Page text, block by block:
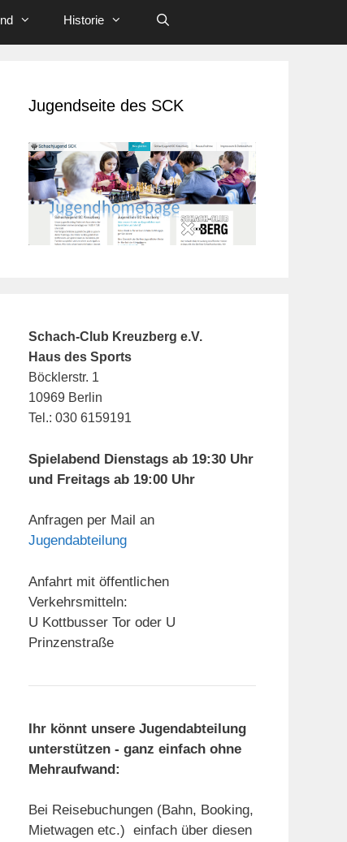
Historie
Jugendseite des SCK
Schach-Club Kreuzberg e.V.
Haus des Sports
Böcklerstr. 1
10969 Berlin
Tel.: 030 6159191
Spielabend Dienstags ab 19:30 Uhr
und Freitags ab 19:00 Uhr
Anfragen per Mail an
Jugendabteilung
Anfahrt mit öffentlichen
Verkehrsmitteln:
U Kottbusser Tor oder U
Prinzenstraße
Ihr könnt unsere Jugendabteilung
unterstützen - ganz einfach ohne
Mehraufwand:
Bei Reisebuchungen (Bahn, Booking,
Mietwagen etc.) einfach über diesen